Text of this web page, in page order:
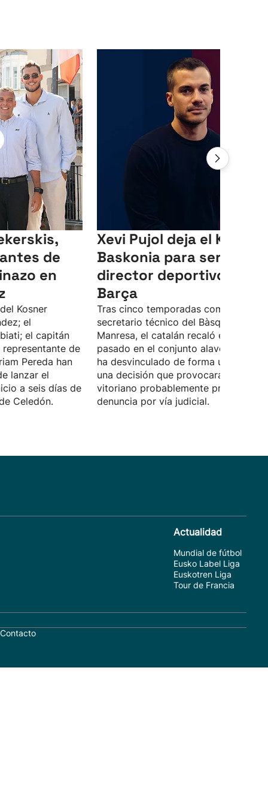
de
en
Kosner
el
el capitán
representante de
Pereda han
lanzar el
a seis días de
Celedón.
Xevi Pujol deja el Kosner
Baskonia para ser
director deportivo del
Barça
Tras cinco temporadas como
secretario técnico del Bàsquet
Manresa, el catalán recaló el curso
pasado en el conjunto alavés. Pujol
ha desvinculado de forma unilateral,
una decisión que provocará que el
vitoriano probablemente presente
denuncia por vía judicial.
Actualidad
Mundial de fútbol
Eusko Label Liga
Euskotren Liga
Tour de Francia
Contacto